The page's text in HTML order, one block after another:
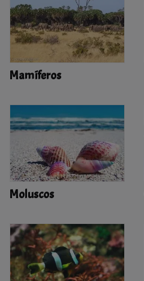
Mamíferos
Moluscos